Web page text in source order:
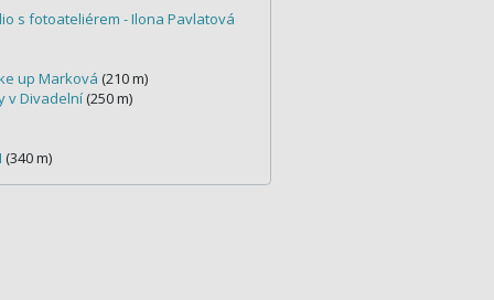
s fotoateliérem - Ilona Pavlatová
up Marková (210 m)
v Divadelní (250 m)
(340 m)